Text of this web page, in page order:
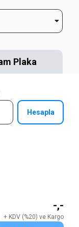
Plaka
Hesapla
-,-
+ KDV (%20) ve Kargo